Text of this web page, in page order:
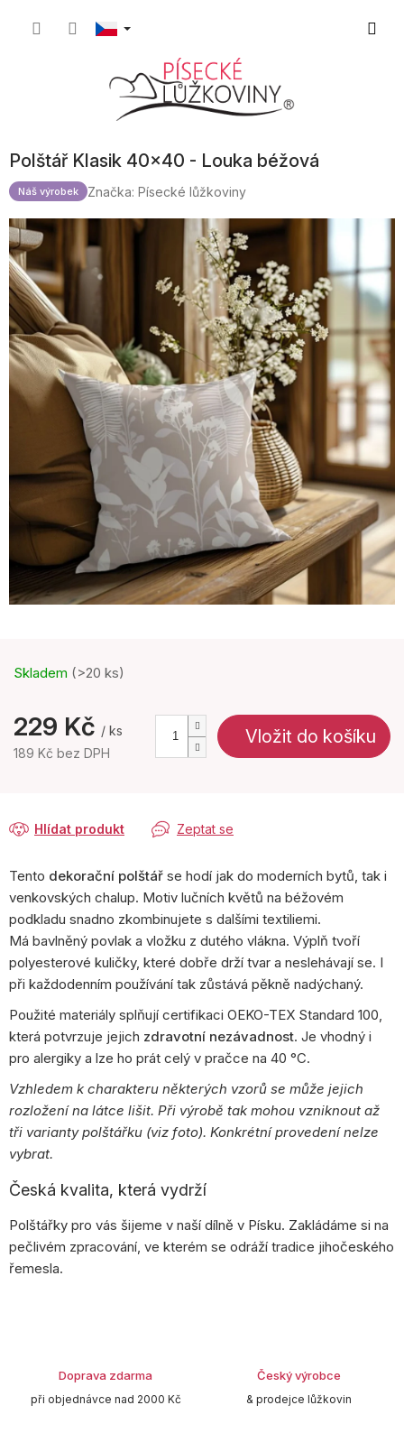
Polštář Klasik 40x40 - Louka béžová
Náš výrobek Značka: Písecké lůžkoviny
Skladem (>20 ks)
229 Kč / ks
189 Kč bez DPH
Vložit do košíku
Zeptat se
Hlídat produkt
Tento dekorační polštář se hodí jak do moderních bytů, tak i
venkovských chalup. Motiv lučních květů na béžovém
podkladu snadno zkombinujete s dalšími textiliemi.
Má bavlněný povlak a vložku z dutého vlákna. Výplň tvoří
polyesterové kuličky, které dobře drží tvar a neslehávají se. I
při každodenním používání tak zůstává pěkně nadýchaný.
Použité materiály splňují certifikaci OEKO-TEX Standard 100,
která potvrzuje jejich zdravotní nezávadnost. Je vhodný i
pro alergiky a lze ho prát celý v pračce na 40 °C.
Vzhledem k charakteru některých vzorů se může jejich
rozložení na látce lišit. Při výrobě tak mohou vzniknout až
tři varianty polštářku (viz foto). Konkrétní provedení nelze
vybrat.
Česká kvalita, která vydrží
Polštářky pro vás šijeme v naší dílně v Písku. Zakládáme si na
pečlivém zpracování, ve kterém se odráží tradice jihočeského
řemesla.
Doprava zdarma
při objednávce nad 2000 Kč
Český výrobce
& prodejce lůžkovin